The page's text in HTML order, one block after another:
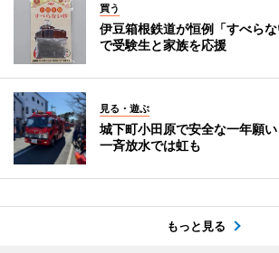
買う
伊豆箱根鉄道が恒例「すべら
で受験生と家族を応援
見る・遊ぶ
城下町小田原で安全な一年願
一斉放水では虹も
もっと見る